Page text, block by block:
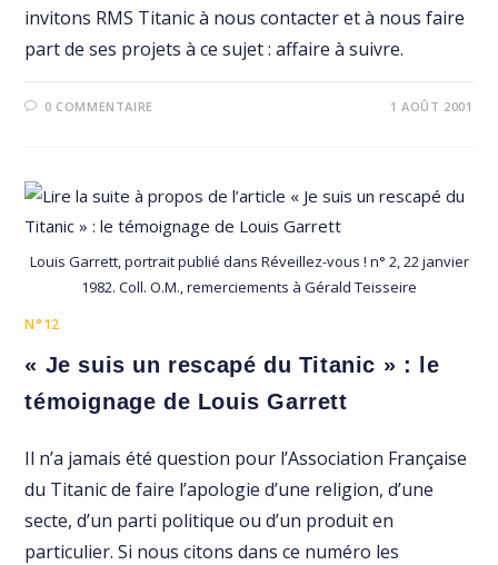
invitons RMS Titanic à nous contacter et à nous faire
part de ses projets à ce sujet : affaire à suivre.
0 COMMENTAIRE 1 AOÛT 2001
Louis Garrett, portrait publié dans Réveillez-vous ! n° 2, 22 janvier
1982. Coll. O.M., remerciements à Gérald Teisseire
N°12
« Je suis un rescapé du Titanic » : le
témoignage de Louis Garrett
Il n’a jamais été question pour l’Association Française
du Titanic de faire l’apologie d’une religion, d’une
secte, d’un parti politique ou d’un produit en
particulier. Si nous citons dans ce numéro les